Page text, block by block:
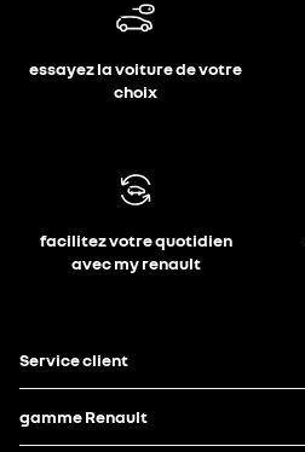
essayez la voiture de votre
choix
facilitez votre quotidien
avec my renault
Service client
gamme Renault